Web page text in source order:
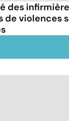
des
de violences